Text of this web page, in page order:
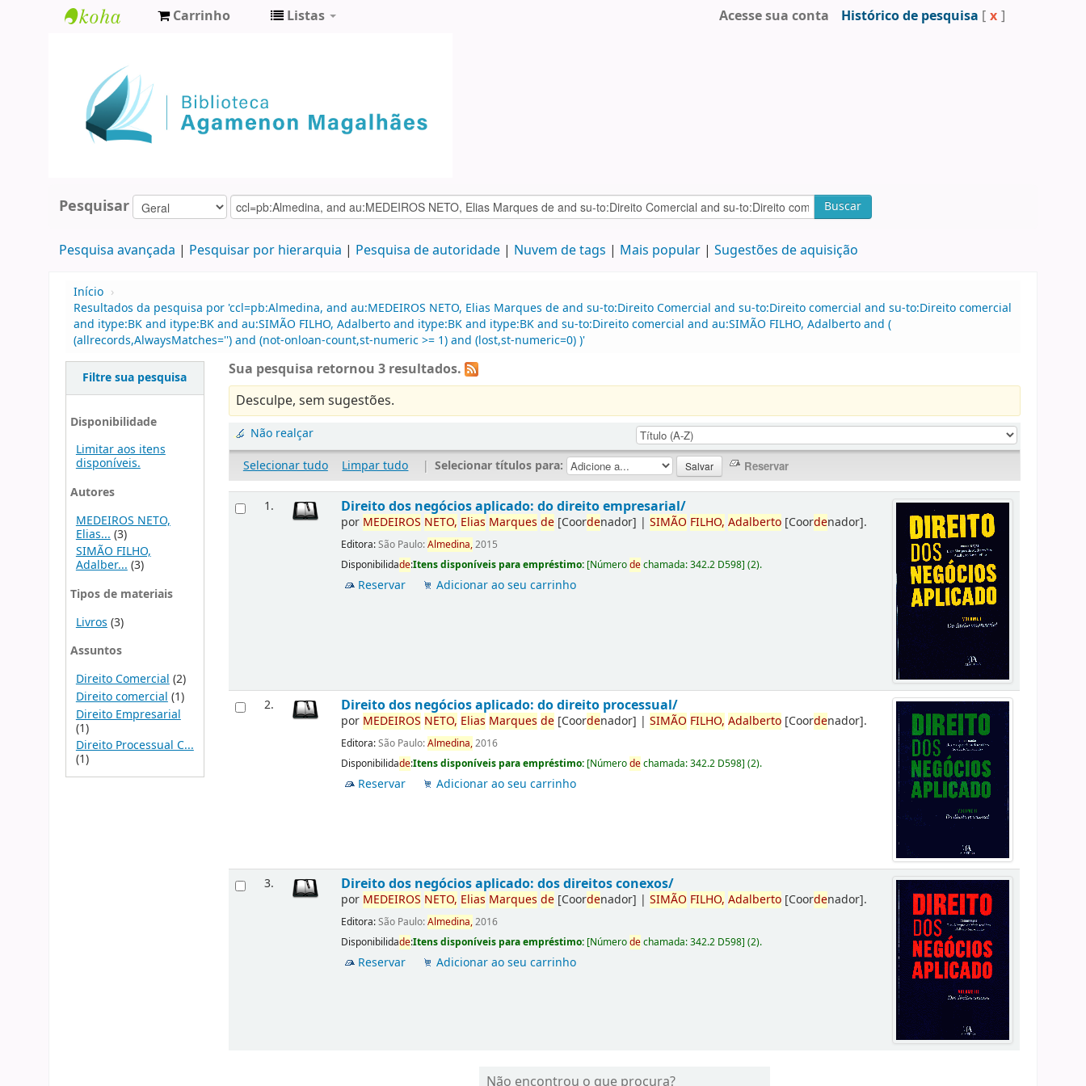
Agamenon
Magalhães
Carrinho Listas Acesse sua conta Histórico de pesquisa [ x ]
Pesquisar Buscar
Pesquisa avançada Pesquisar por hierarquia Pesquisa de autoridade Nuvem de tags Mais popular Sugestões de aquisição
Início ›
Resultados da pesquisa por 'ccl=pb:Almedina, and au:MEDEIROS NETO, Elias Marques de and su-to:Direito Comercial and su-to:Direito comercial and su-to:Direito comercial
and itype:BK and itype:BK and au:SIMÃO FILHO, Adalberto and itype:BK and itype:BK and su-to:Direito comercial and au:SIMÃO FILHO, Adalberto and (
(allrecords,AlwaysMatches='') and (not-onloan-count,st-numeric >= 1) and (lost,st-numeric=0) )'
Filtre sua pesquisa
Disponibilidade
Limitar aos itens
disponíveis.
Autores
MEDEIROS NETO,
Elias... (3)
SIMÃO FILHO,
Adalber...(3)
Tipos de materiais
Livros (3)
Assuntos
Direito Comercial (2)
Direito comercial (1)
Direito Empresarial
(1)
Direito Processual C...
(1)
Sua pesquisa retornou 3 resultados.
Desculpe, sem sugestões.
Não realçar
Selecionar tudo
Limpar tudo | Selecionar títulos para:
1. Direito dos negócios aplicado: do direito empresarial/
por MEDEIROS NETO, Elias Marques de [Coordenador] |SIMÃO FILHO, Adalberto [Coordenador].
Editora:São Paulo:Almedina,2015
Disponibilidade:Itens disponíveis para empréstimo: [Númerodechamada:342.2 D598](2).
Reservar Adicionar ao seu carrinho
2. Direito dos negócios aplicado: do direito processual/
por MEDEIROS NETO, Elias Marques de [Coordenador] |SIMÃO FILHO, Adalberto [Coordenador].
Editora:São Paulo:Almedina,2016
Disponibilidade:Itens disponíveis para empréstimo: [Númerodechamada:342.2 D598](2).
Reservar Adicionar ao seu carrinho
3. Direito dos negócios aplicado: dos direitos conexos/
por MEDEIROS NETO, Elias Marques de [Coordenador] |SIMÃO FILHO, Adalberto [Coordenador].
Editora:São Paulo:Almedina,2016
Disponibilidade:Itens disponíveis para empréstimo: [Númerodechamada:342.2 D598](2).
Reservar Adicionar ao seu carrinho